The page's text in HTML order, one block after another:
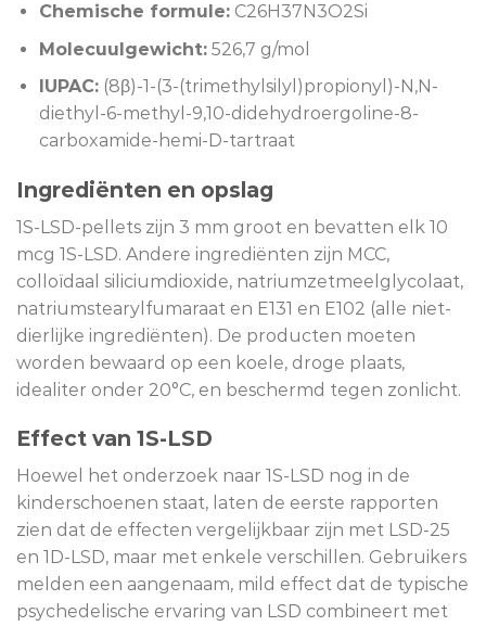
Chemische formule:C26H37N3O2Si
Molecuulgewicht:526,7 g/mol
IUPAC:(8β)-1-(3-(trimethylsilyl)propionyl)-N,N-
diethyl-6-methyl-9,10-didehydroergoline-8-
carboxamide-hemi-D-tartraat
Ingrediënten en opslag
1S-LSD-pellets zijn 3 mm groot en bevatten elk 10
mcg 1S-LSD. Andere ingrediënten zijn MCC,
colloïdaal siliciumdioxide, natriumzetmeelglycolaat,
natriumstearylfumaraat en E131 en E102 (alle niet-
dierlijke ingrediënten). De producten moeten
worden bewaard op een koele, droge plaats,
idealiter onder 20°C, en beschermd tegen zonlicht.
Effect van 1S-LSD
Hoewel het onderzoek naar 1S-LSD nog in de
kinderschoenen staat, laten de eerste rapporten
zien dat de effecten vergelijkbaar zijn met LSD-25
en 1D-LSD, maar met enkele verschillen. Gebruikers
melden een aangenaam, mild effect dat de typische
psychedelische ervaring van LSD combineert met